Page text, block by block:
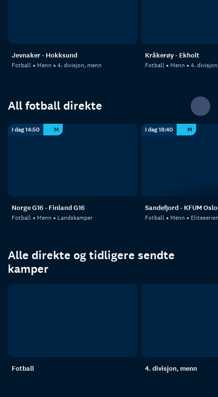
Jevnaker - Hokksund
Fotball Menn 4. divisjon, menn
Kråkerøy - Ekholt
Fotball Menn 4.
All fotball direkte
I dag 14:50 M
Norge G16 - Finland G16
Fotball Menn Landskamper
I dag 18:40 M
Sandefjord - KFUM Oslo
Fotball Menn
Alle direkte og tidligere sendte
kamper
Fotball 4. divisjon, menn